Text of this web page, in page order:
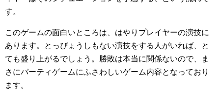
す。
このゲームの面白いところは、はやりプレイヤーの演技に
あります。とっぴょうしもない演技をする人がいれば、と
ても盛り上がるでしょう。勝敗は本当に関係ないので、ま
さにパーティゲームにふさわしいゲーム内容となっており
ます。